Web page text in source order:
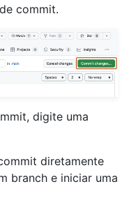
commit.
digite uma
diretamente
branch e iniciar uma